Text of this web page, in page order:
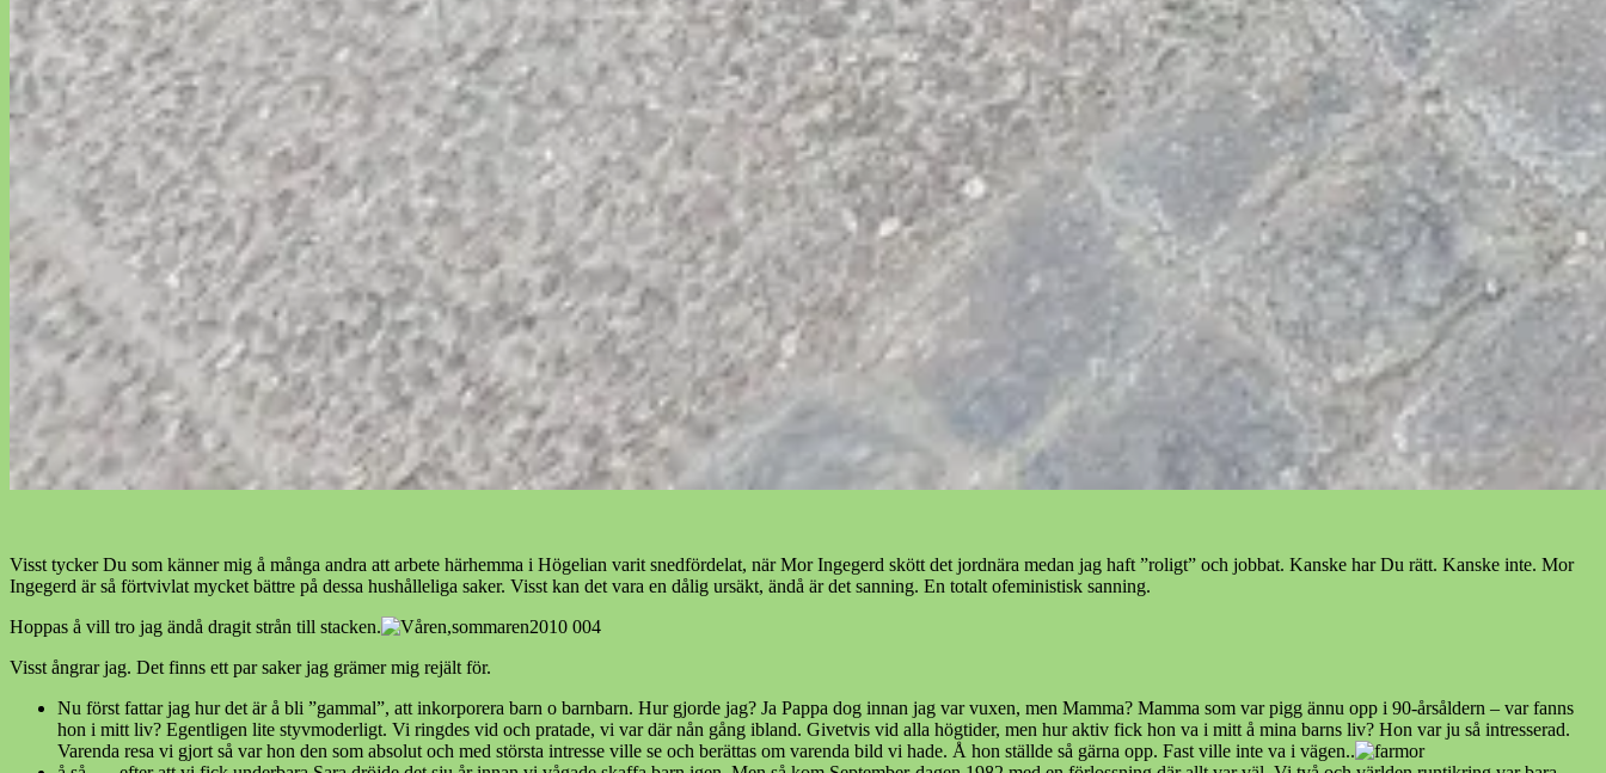
Visst tycker Du som känner mig å många andra att arbete härhemma i Högelian varit snedfördelat, när Mor Ingegerd skött det jordnära medan jag haft ”roligt” och jobbat. Kanske har Du rätt. Kanske inte. Mor
Ingegerd är så förtvivlat mycket bättre på dessa hushålleliga saker. Visst kan det vara en dålig ursäkt, ändå är det sanning. En totalt ofeministisk sanning.
Hoppas å vill tro jag ändå dragit strån till stacken.
Visst ångrar jag. Det finns ett par saker jag grämer mig rejält för.
Nu först fattar jag hur det är å bli ”gammal”, att inkorporera barn o barnbarn. Hur gjorde jag? Ja Pappa dog innan jag var vuxen, men Mamma? Mamma som var pigg ännu opp i 90-årsåldern – var fanns
hon i mitt liv? Egentligen lite styvmoderligt. Vi ringdes vid och pratade, vi var där nån gång ibland. Givetvis vid alla högtider, men hur aktiv fick hon va i mitt å mina barns liv? Hon var ju så intresserad.
Varenda resa vi gjort så var hon den som absolut och med största intresse ville se och berättas om varenda bild vi hade. Å hon ställde så gärna opp. Fast ville inte va i vägen..